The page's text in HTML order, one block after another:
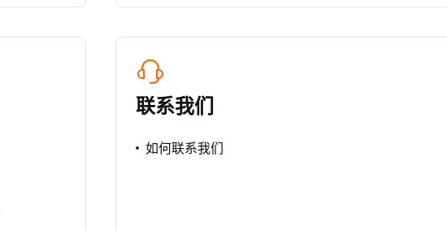
联系我们
如何联系我们